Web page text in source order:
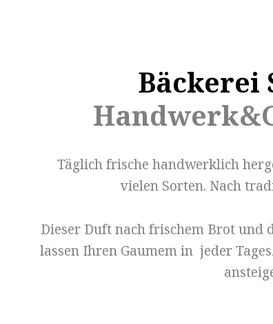
Bäckerei
Täglich frische handwerklich
vielen Sorten. Nach
Dieser Duft nach frischem Brot und
lassen Ihren Gaumem in jeder